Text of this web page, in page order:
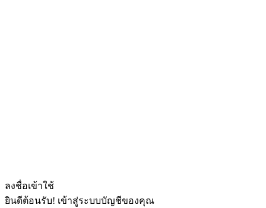
ลงชื่อเข้าใช้
ยินดีต้อนรับ! เข้าสู่ระบบบัญชีของคุณ